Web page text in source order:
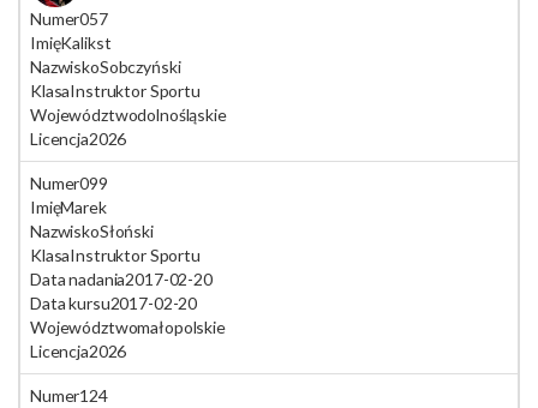
Numer057
ImięKalikst
NazwiskoSobczyński
KlasaInstruktor Sportu
Województwodolnośląskie
Licencja2026
Numer099
ImięMarek
NazwiskoSłoński
KlasaInstruktor Sportu
Data nadania2017-02-20
Data kursu2017-02-20
Województwomałopolskie
Licencja2026
Numer124